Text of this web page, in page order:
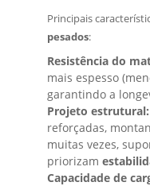
Principais
pesados:
Resistência do
mais espesso
garantindo a
Projeto estrutural:
reforçadas,
muitas vezes,
priorizam
Capacidade de